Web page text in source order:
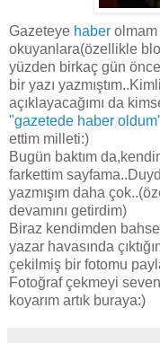
Gazeteye haber
okuyanlara(özellikle
yüzden birkaç gün
bir yazı
açıklayacağımı da
"gazetede haber
ettim milleti:)
Bugün baktım
farkettim
yazmışım daha
devamını getirdim)
Biraz kendimden
yazar havasında
çekilmiş bir fotomu
Fotoğraf çekmeyi
koyarım artık buraya:)